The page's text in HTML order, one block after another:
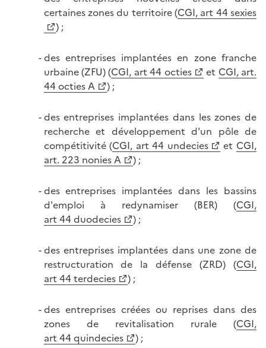
certaines zones du territoire (CGI, art 44 sexies
) ;
des entreprises implantées en zone franche
urbaine (ZFU) (CGI, art 44 octies et CGI, art.
44 octies A
) ;
des entreprises implantées dans les zones de
recherche et développement d'un pôle de
compétitivité (CGI, art 44 undecies et CGI,
art. 223 nonies A
) ;
des entreprises implantées dans les bassins
d'emploi à redynamiser (BER) (CGI,
art 44 duodecies
) ;
des entreprises implantées dans une zone de
restructuration de la défense (ZRD) (CGI,
art 44 terdecies
) ;
des entreprises créées ou reprises dans des
zones de revitalisation rurale (CGI,
art 44 quindecies
) ;